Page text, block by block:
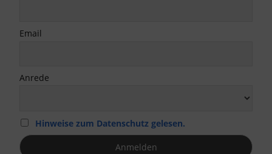
Email
Anrede
Hinweise zum Datenschutz gelesen.